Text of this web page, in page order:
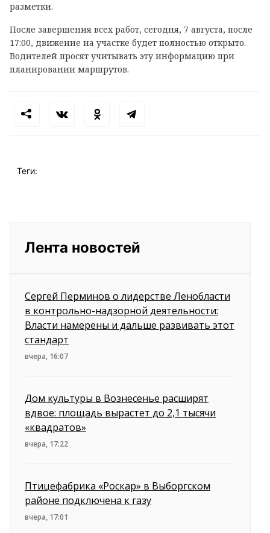
разметки.
После завершения всех работ, сегодня, 7 августа, после
17:00, движение на участке будет полностью открыто.
Водителей просят учитывать эту информацию при
планировании маршрутов.
Теги:
Лента новостей
Сергей Перминов о лидерстве Ленобласти
в контрольно-надзорной деятельности:
Власти намерены и дальше развивать этот
стандарт
вчера, 16:07
Дом культуры в Вознесенье расширят
вдвое: площадь вырастет до 2,1 тысячи
«квадратов»
вчера, 17:22
Птицефабрика «Роскар» в Выборгском
районе подключена к газу
вчера, 17:01